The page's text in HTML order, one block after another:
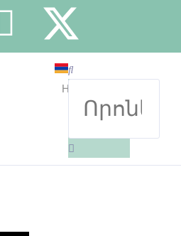
HY